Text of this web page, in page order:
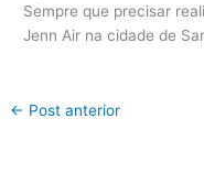
Sempre que precisar
Jenn Air na cidade de
← Post anterior